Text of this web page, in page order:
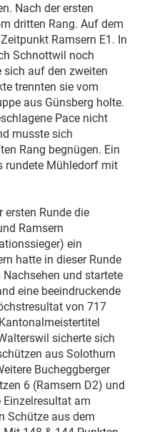
Nach der ersten
dritten Rang. Auf dem
Ramsern E1. In
Schnottwil noch
auf den zweiten
trennten sie vom
aus Günsberg holte.
Pace nicht
musste sich
Rang begnügen. Ein
rundete Mühledorf mit
ersten Runde die
Ramsern
ein
hatte in dieser Runde
und startete
eine beeindruckende
von 717
sicherte sich
aus Solothurn
Bucheggberger
6 (Ramsern D2) und
Einzelresultat am
Schütze aus dem